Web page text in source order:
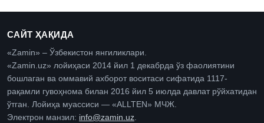
САЙТ ҲАҚИДА
«Zamin» – Ўзбекистон янгиликлари.
«Zamin.uz» лойиҳаси 2014 йил 1 декабрда ўз фаолиятини
бошлаган ва оммавий ахборот воситаси сифатида 1117-
рақамли гувоҳнома билан 2016 йил 5 июлда давлат рўйхатидан
ўтган. Лойиҳа муассиси — «ALLTEN» МЧЖ.
Электрон манзил: info@zamin.uz.